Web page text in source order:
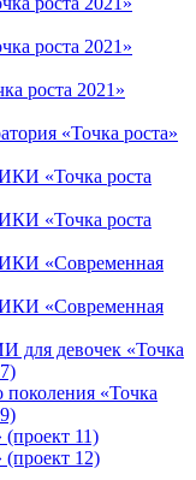
роста 2021»
роста 2021»
«Точка роста»
«Точка роста
«Точка роста
«Современная
«Современная
девочек «Точка
«Точка
(проект 11)
(проект 12)